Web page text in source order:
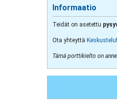
Informaatio
Teidät on asetettu
Ota yhteyttä
Tämä porttikielto on